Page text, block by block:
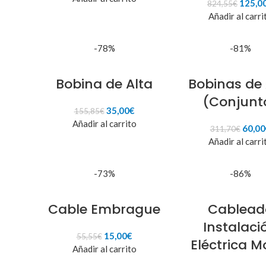
824,55€ El
precio
Añadir al
-78%
Bobina de Alta
155,85€ El
precio
35,00€El
precio
Añadir al carrito
-81%
Bobinas
311,70€ El
precio
60,00
Añadir al
-73%
Cable Embrague
55,55€ El
precio
15,00€El
precio
Añadir al carrito
-86%
Eléctrica